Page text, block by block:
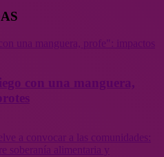
con una manguera,